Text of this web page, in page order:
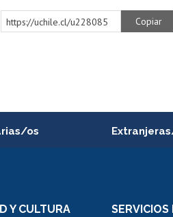
https://uchile.cl/u228085 Copiar
os
interna
Y CULTURA